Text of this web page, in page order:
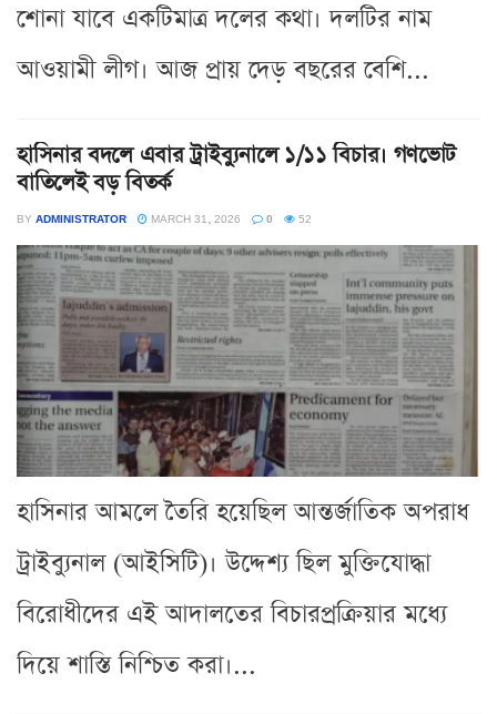
শোনা যাবে একটিমাত্র দলের কথা। দলটির নাম
আওয়ামী লীগ। আজ প্রায় দেড় বছরের বেশি...
হাসিনার বদলে এবার ট্রাইব্যুনালে ১/১১ বিচার। গণভোট
বাতিলেই বড় বিতর্ক
BY ADMINISTRATOR MARCH 31, 2026 0 52
হাসিনার আমলে তৈরি হয়েছিল আন্তর্জাতিক অপরাধ
ট্রাইব্যুনাল (আইসিটি)। উদ্দেশ্য ছিল মুক্তিযোদ্ধা
বিরোধীদের এই আদালতের বিচারপ্রক্রিয়ার মধ্যে
দিয়ে শাস্তি নিশ্চিত করা।...